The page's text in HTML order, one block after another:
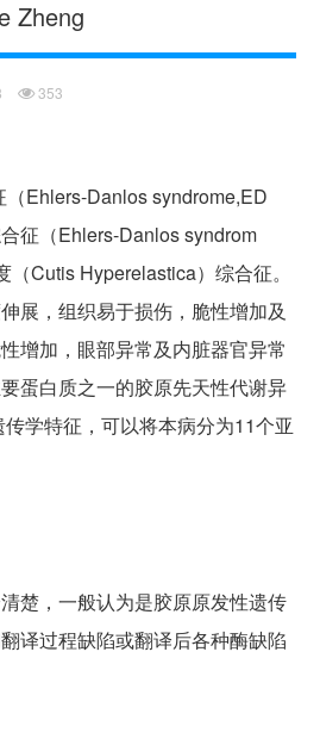
Zheng
353
Ehlers-Danlos syndrome,ED
征（Ehlers-Danlos syndrom
Cutis Hyperelastica）综合征。
展，组织易于损伤，脆性增加及
增加，眼部异常及内脏器官异常
蛋白质之一的胶原先天性代谢异
学特征，可以将本病分为11个亚
楚，一般认为是胶原原发性遗传
译过程缺陷或翻译后各种酶缺陷